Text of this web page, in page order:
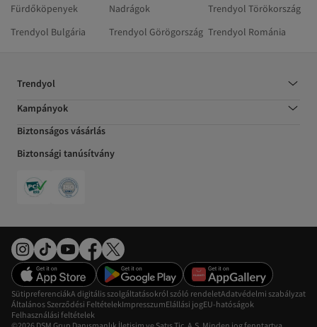
Fürdőköpenyek
Nadrágok
Trendyol Törökország
Trendyol Bulgária
Trendyol Görögország Trendyol Románia
Trendyol
Kampányok
Biztonságos vásárlás
Biztonsági tanúsítvány
SütipreferenciákA digitális szolgáltatásokról szóló rendeletAdatvédelmi szabályzat
Általános Szerződési FeltételekImpresszumElállási jogEU-hatóságok
Felhasználási feltételek